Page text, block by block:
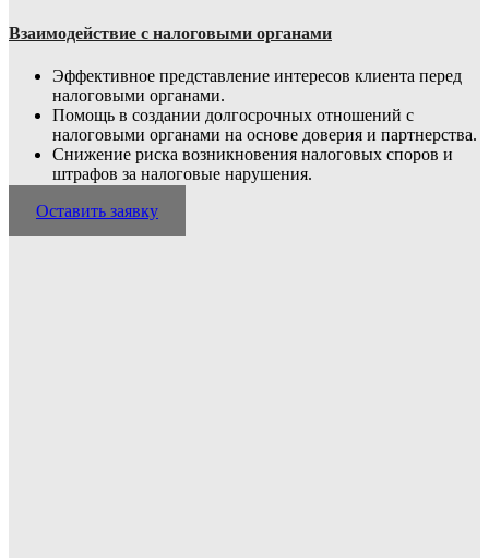
Взаимодействие с налоговыми органами
Эффективное представление интересов клиента перед
налоговыми органами.
Помощь в создании долгосрочных отношений с
налоговыми органами на основе доверия и партнерства.
Снижение риска возникновения налоговых споров и
штрафов за налоговые нарушения.
Оставить заявку